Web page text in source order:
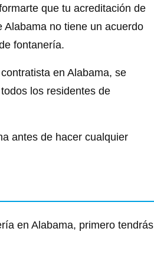
que tu acreditación de
no tiene un acuerdo
fontanería.
en Alabama, se
los residentes de
antes de hacer cualquier
en Alabama, primero tendrás